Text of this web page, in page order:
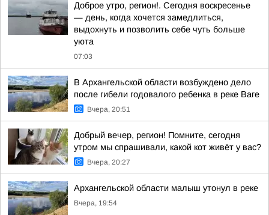
Доброе утро, регион!. Сегодня воскресенье
— день, когда хочется замедлиться,
выдохнуть и позволить себе чуть больше
уюта
07:03
В Архангельской области возбуждено дело
после гибели годовалого ребенка в реке Ваге
Вчера, 20:51
Добрый вечер, регион! Помните, сегодня
утром мы спрашивали, какой кот живёт у вас?
Вчера, 20:27
Архангельской области малыш утонул в реке
Вчера, 19:54